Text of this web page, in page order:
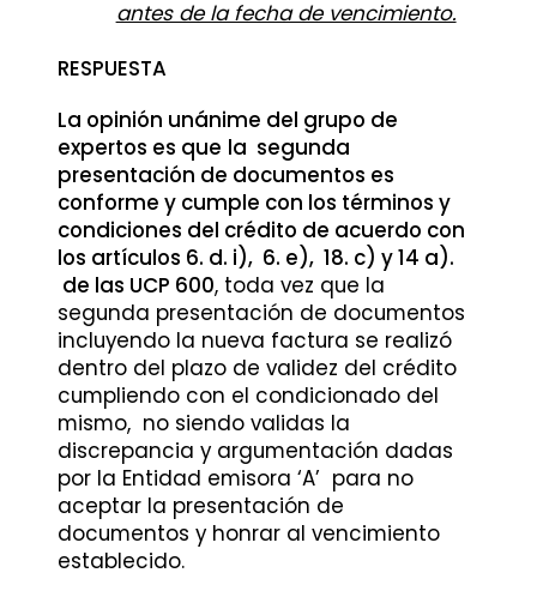
antes de la fecha de vencimiento.
RESPUESTA
La opinión unánime del grupo de
expertos es que la segunda
presentación de documentos es
conforme y cumple con los términos y
condiciones del crédito de acuerdo con
los artículos 6. d. i), 6. e), 18. c) y 14 a).
de las UCP 600, toda vez que la
segunda presentación de documentos
incluyendo la nueva factura se realizó
dentro del plazo de validez del crédito
cumpliendo con el condicionado del
mismo, no siendo validas la
discrepancia y argumentación dadas
por la Entidad emisora ‘A’ para no
aceptar la presentación de
documentos y honrar al vencimiento
establecido.